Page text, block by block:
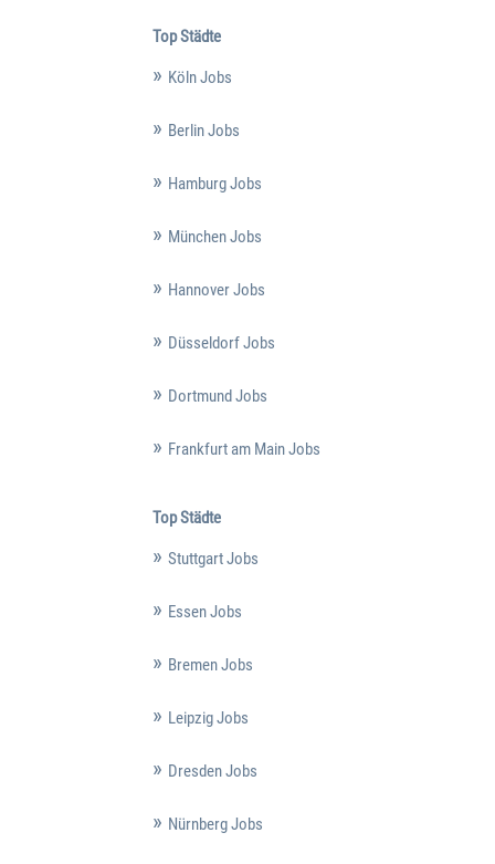
Top Städte
Köln Jobs
Berlin Jobs
Hamburg Jobs
München Jobs
Hannover Jobs
Düsseldorf Jobs
Dortmund Jobs
Frankfurt am Main Jobs
Top Städte
Stuttgart Jobs
Essen Jobs
Bremen Jobs
Leipzig Jobs
Dresden Jobs
Nürnberg Jobs